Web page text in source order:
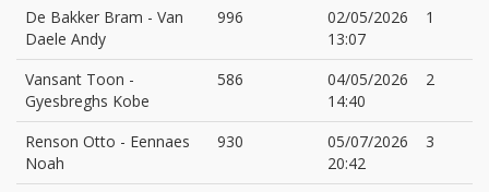
De Bakker Bram - Van
Daele Andy
996
02/05/2026
13:07
1
Vansant Toon -
Gyesbreghs Kobe
586
04/05/2026
14:40
2
Renson Otto - Eennaes
Noah
930
05/07/2026
20:42
3